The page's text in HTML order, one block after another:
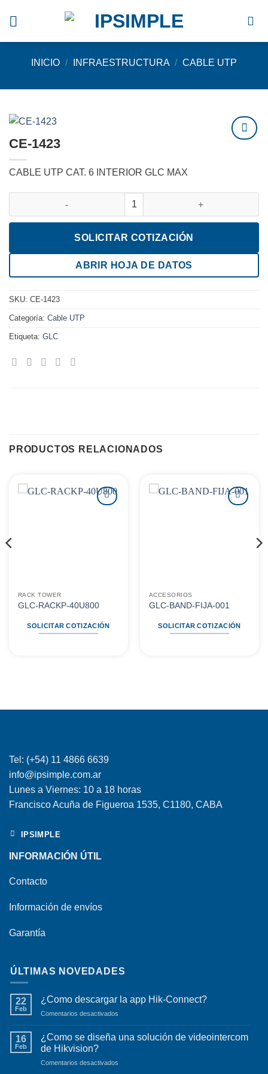
INICIO / INFRAESTRUCTURA / CABLE UTP
CE-1423
CABLE UTP CAT. 6 INTERIOR GLC MAX
SOLICITAR COTIZACIÓN
ABRIR HOJA DE DATOS
SKU: CE-1423
Categoría: Cable UTP
Etiqueta: GLC
PRODUCTOS RELACIONADOS
RACK TOWER
GLC-RACKP-40U800
SOLICITAR COTIZACIÓN
ACCESORIOS
GLC-BAND-FIJA-001
SOLICITAR COTIZACIÓN
Tel: (+54) 11 4866 6639
info@ipsimple.com.ar
Lunes a Viernes: 10 a 18 horas
Francisco Acuña de Figueroa 1535, C1180, CABA
IPSIMPLE
INFORMACIÓN ÚTIL
Contacto
Información de envíos
Garantía
ÚLTIMAS NOVEDADES
22
Feb
¿Como descargar la app Hik-Connect?
Comentarios desactivadosen
descargar
Hik-
16
Feb
¿Como se diseña una solución de videointercom
de Hikvision?
Comentarios desactivadosen